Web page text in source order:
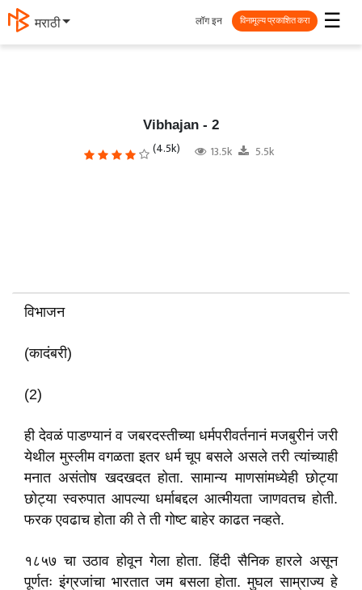
मराठी ☰
लॉग इन विनामूल्य प्रकाशित करा
Vibhajan - 2
(4.5k) 13.5k 5.5k
विभाजन
(कादंबरी)
(2)
ही देवळं पाडण्यानं व जबरदस्तीच्या धर्मपरीवर्तनानं मजबुरीनं जरी
येथील मुस्लीम वगळता इतर धर्म चूप बसले असले तरी त्यांच्याही
मनात असंतोष खदखदत होता. सामान्य माणसांमध्येही छोट्या
छोट्या स्वरुपात आपल्या धर्माबद्दल आत्मीयता जाणवतच होती.
फरक एवढाच होता की ते ती गोष्ट बाहेर काढत नव्हते.
१८५७ चा उठाव होवून गेला होता. हिंदी सैनिक हारले असून
पूर्णतः इंग्रजांचा भारतात जम बसला होता. मुघल साम्राज्य हे